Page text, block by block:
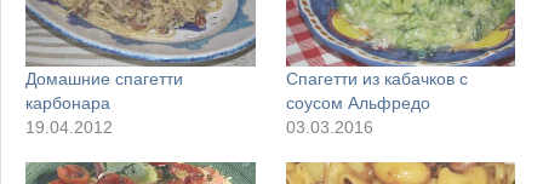
Домашние спагетти
карбонара
19.04.2012
Спагетти из кабачков с
соусом Альфредо
03.03.2016